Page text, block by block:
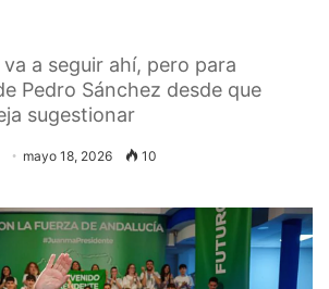
a seguir ahí, pero para
Pedro Sánchez desde que
sugestionar
mayo 18, 2026 10